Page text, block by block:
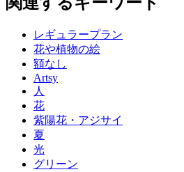
レギュラープラン
花や植物の絵
額なし
Artsy
人
花
紫陽花・アジサイ
夏
光
グリーン